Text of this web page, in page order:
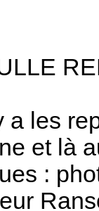
a les
et là
: